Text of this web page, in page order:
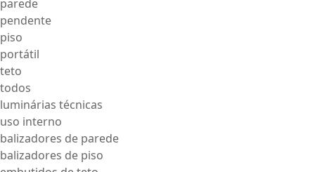
parede
pendente
piso
portátil
teto
todos
luminárias técnicas
uso interno
balizadores de parede
balizadores de piso